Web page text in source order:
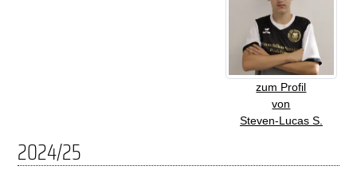
zum Profil
von
Steven-Lucas S.
2024/25